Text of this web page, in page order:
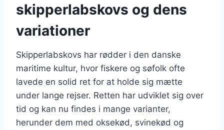
skipperlabskovs og dens
variationer
Skipperlabskovs har rødder i den danske
maritime kultur, hvor fiskere og søfolk ofte
lavede en solid ret for at holde sig mætte
under lange rejser. Retten har udviklet sig over
tid og kan nu findes i mange varianter,
herunder dem med oksekød, svinekød og